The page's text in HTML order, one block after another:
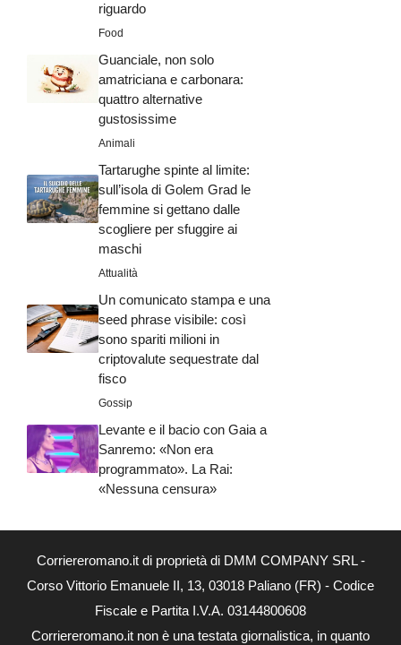
riguardo
Food
Guanciale, non solo
amatriciana e carbonara:
quattro alternative
gustosissime
Animali
Tartarughe spinte al limite:
sull’isola di Golem Grad le
femmine si gettano dalle
scogliere per sfuggire ai
maschi
Attualità
Un comunicato stampa e una
seed phrase visibile: così
sono spariti milioni in
criptovalute sequestrate dal
fisco
Gossip
Levante e il bacio con Gaia a
Sanremo: «Non era
programmato». La Rai:
«Nessuna censura»
Corriereromano.it di proprietà di DMM COMPANY SRL -
Corso Vittorio Emanuele II, 13, 03018 Paliano (FR) - Codice
Fiscale e Partita I.V.A. 03144800608
Corriereromano.it non è una testata giornalistica, in quanto